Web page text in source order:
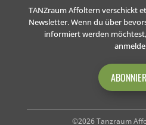
TANZraum Affoltern verschickt
Newsletter. Wenn du über
informiert werden
©2026 Tanzraum